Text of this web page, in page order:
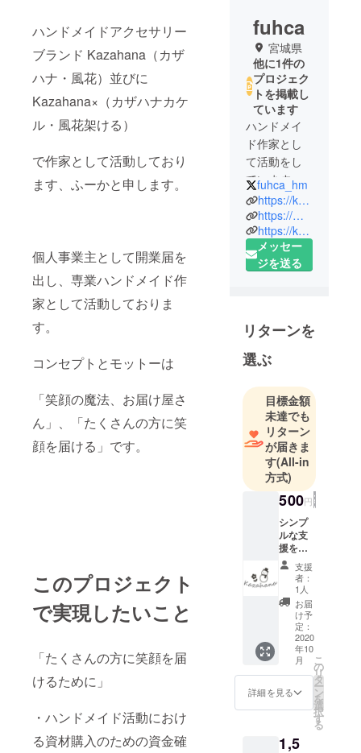
ハンドメイドアクセサリー
ブランド Kazahana（カザ
ハナ・風花）並びに
Kazahana×（カザハナカケ
ル・風花架ける）
で作家として活動しており
ます、ふーかと申します。
個人事業主として開業届を
出し、専業ハンドメイド作
家として活動しておりま
す。
コンセプトとモットーは
「笑顔の魔法、お届け屋さ
ん」、「たくさんの方に笑
顔を届ける」です。
このプロジェクト
で実現したいこと
「たくさんの方に笑顔を届
けるために」
・ハンドメイド活動におけ
る資材購入のための資金確
fuhca
宮城県
他に1件の
プロジェク
トを掲載し
ています
ハンドメイ
ド作家とし
て活動をし
ています。
〜ふんわり
淡く、優し
い花を〜
をコンセプ
トにお花を
物のお花を
使った作品
を販売して
宮城県内、
仙台市近郊
のイベント
を中心に首
都圏での販
売イベント
にも出展し
ています。
fuhca_hm
https://kazahanafuhca.wixsite.com/kazahana
https://minne.com/@fuhca-hm
https://kazahana4you.cart.fc2.com/
メッセー
ジを送る
リターンを
選ぶ
目標金額
未達でも
リターン
が届きま
す(All-in
方式)
500円
シンプ
ルな支
援をご
希望の
方へ。
お礼の
お手紙
と活動
報告を
お送り
しま
す。 お
礼のお
手紙は
メール
にてお
定です
支援
者：
1人
お届
け予
定：
2020
年10
月
詳細を見る
こ
の
リ
タ
ー
ン
を
選
択
す
る
1,5